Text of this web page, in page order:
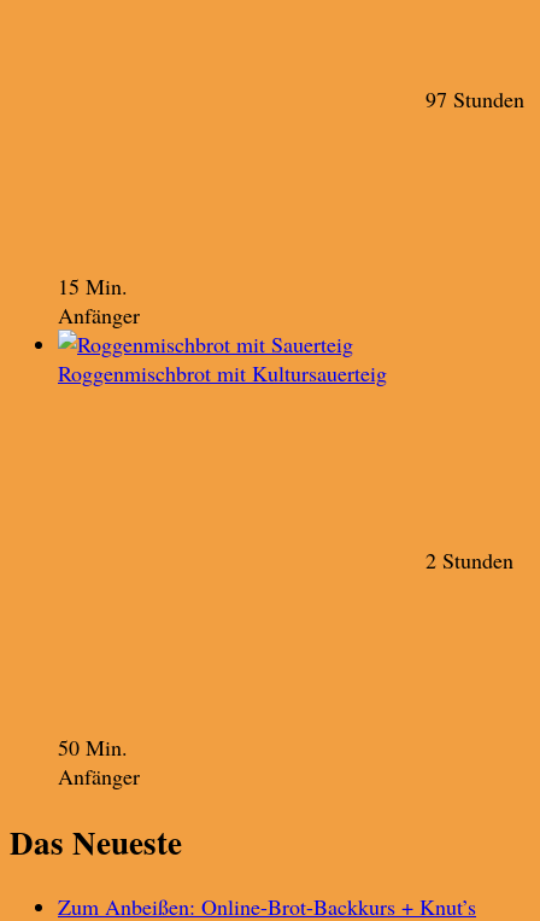
97 Stunden
15 Min.
Anfänger
Roggenmischbrot mit Kultursauerteig
2 Stunden
50 Min.
Anfänger
Das Neueste
Zum Anbeißen: Online-Brot-Backkurs + Knut’s